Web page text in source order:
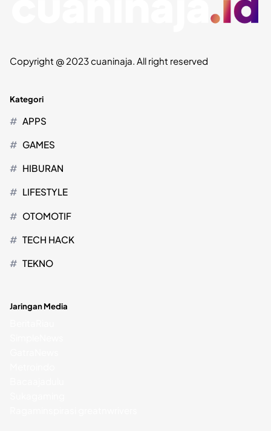
Copyright @ 2023 cuaninaja. All right reserved
Kategori
APPS
GAMES
HIBURAN
LIFESTYLE
OTOMOTIF
TECH HACK
TEKNO
Jaringan Media